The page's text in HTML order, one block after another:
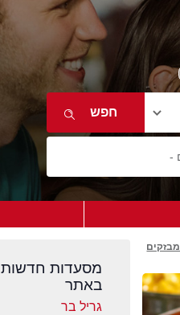
מסעדות חדשות
באתר
גריל בר